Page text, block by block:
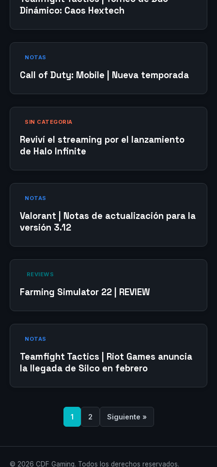
Dinámico: Caos Hextech
NOTAS
Call of Duty: Mobile | Nueva temporada
SIN CATEGORIA
Reviví el streaming por el lanzamiento
de Halo Infinite
NOTAS
Valorant | Notas de actualización para la
versión 3.12
‎ REVIEWS‎
Farming Simulator 22 | REVIEW
NOTAS
Teamfight Tactics | Riot Games anuncia
la llegada de Silco en febrero
1 2 Siguiente »
© 2026 CDF Gaming. Todos los derechos reservados.